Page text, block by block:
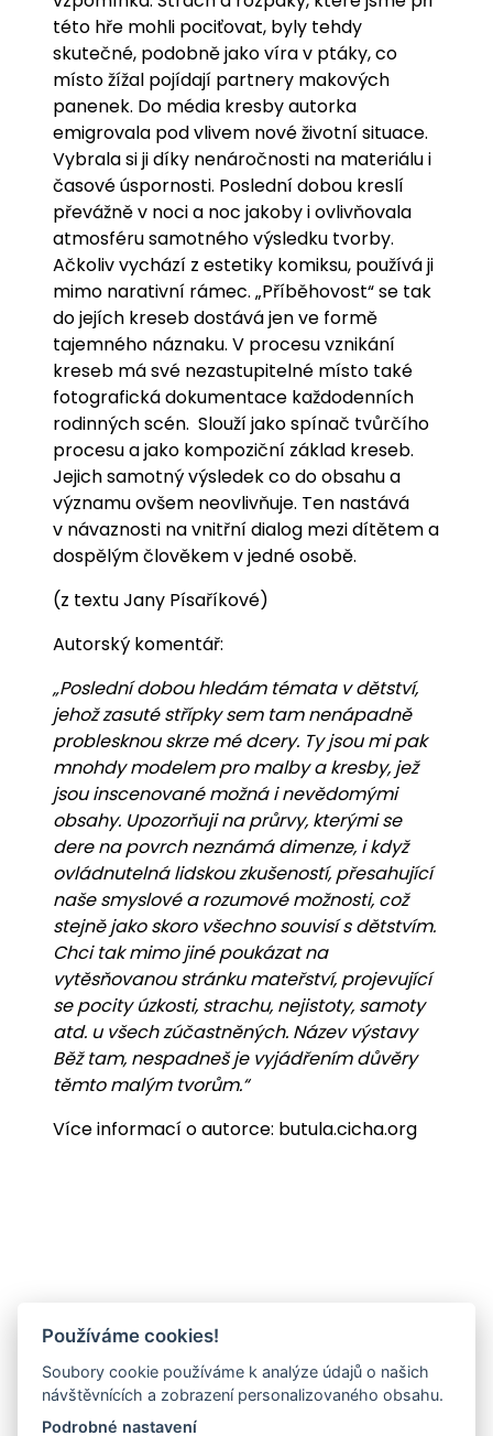
této hře mohli pociťovat, byly tehdy
skutečné, podobně jako víra v ptáky, co
místo žížal pojídají partnery makových
panenek. Do média kresby autorka
emigrovala pod vlivem nové životní situace.
Vybrala si ji díky nenáročnosti na materiálu i
časové úspornosti. Poslední dobou kreslí
převážně v noci a noc jakoby i ovlivňovala
atmosféru samotného výsledku tvorby.
Ačkoliv vychází z estetiky komiksu, používá ji
mimo narativní rámec. „Příběhovost“ se tak
do jejích kreseb dostává jen ve formě
tajemného náznaku. V procesu vznikání
kreseb má své nezastupitelné místo také
fotografická dokumentace každodenních
rodinných scén. Slouží jako spínač tvůrčího
procesu a jako kompoziční základ kreseb.
Jejich samotný výsledek co do obsahu a
významu ovšem neovlivňuje. Ten nastává
v návaznosti na vnitřní dialog mezi dítětem a
dospělým člověkem v jedné osobě.
(z textu Jany Písaříkové)
Autorský komentář:
„Poslední dobou hledám témata v dětství,
jehož zasuté střípky sem tam nenápadně
problesknou skrze mé dcery. Ty jsou mi pak
mnohdy modelem pro malby a kresby, jež
jsou inscenované možná i nevědomými
obsahy. Upozorňuji na průrvy, kterými se
dere na povrch neznámá dimenze, i když
ovládnutelná lidskou zkušeností, přesahující
naše smyslové a rozumové možnosti, což
stejně jako skoro všechno souvisí s dětstvím.
Chci tak mimo jiné poukázat na
vytěsňovanou stránku mateřství, projevující
se pocity úzkosti, strachu, nejistoty, samoty
atd. u všech zúčastněných. Název výstavy
Běž tam, nespadneš je vyjádřením důvěry
těmto malým tvorům.“
Více informací o autorce: butula.cicha.org
Používáme cookies!
Soubory cookie používáme k analýze údajů o našich
návštěvnících a zobrazení personalizovaného obsahu.
Podrobné nastavení